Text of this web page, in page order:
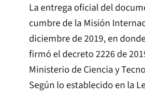
La entrega oficial del
cumbre de la Misión
diciembre de 2019, en
firmó el decreto 2226 de
Ministerio de Ciencia y
Según lo establecido en la